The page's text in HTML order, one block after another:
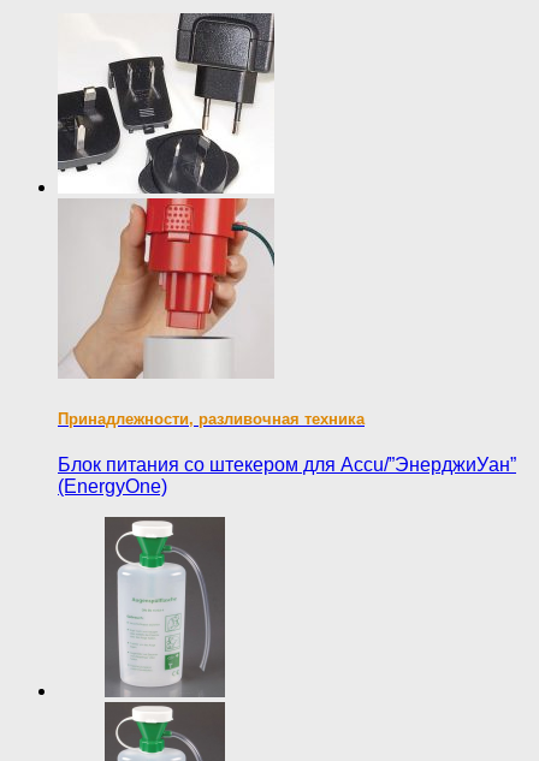
Принадлежности, разливочная техника
Блок питания со штекером для Accu/”ЭнерджиУан”
(EnergyOne)